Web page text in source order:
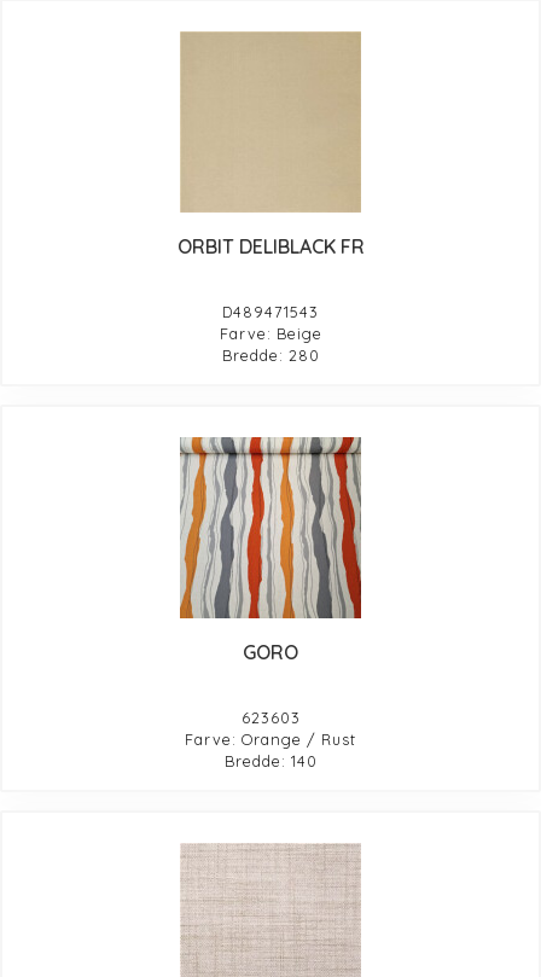
ORBIT DELIBLACK FR
D489471543
Farve: Beige
Bredde: 280
GORO
623603
Farve: Orange / Rust
Bredde: 140